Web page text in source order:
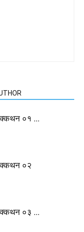
०१ …
०२
०३ …